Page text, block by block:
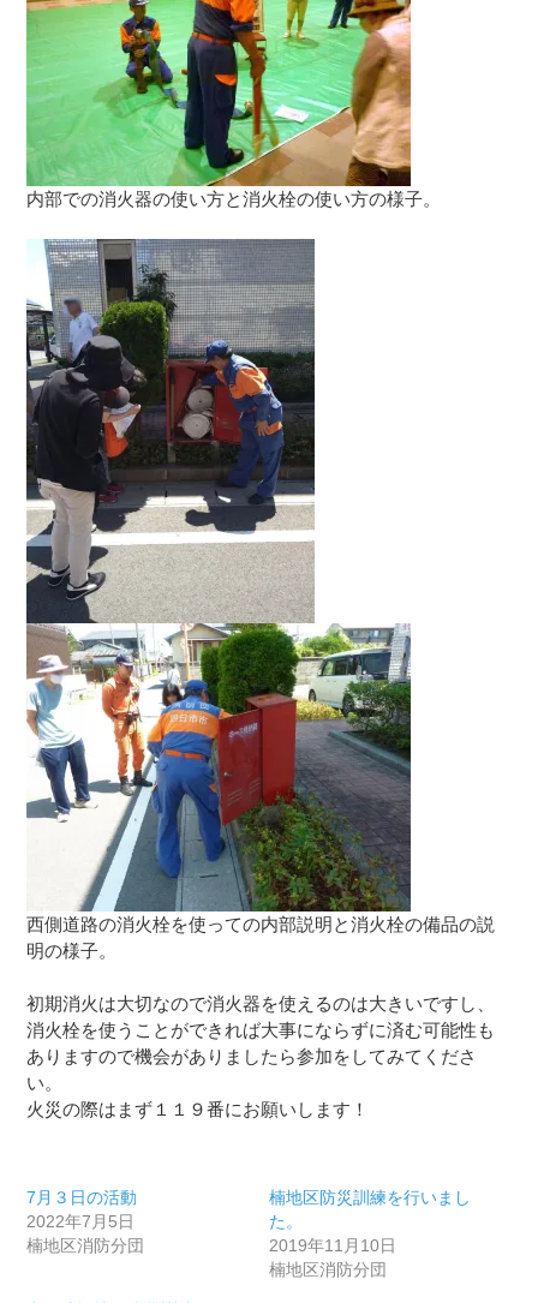
内部での消火器の使い方と消火栓の使い方の様子。
西側道路の消火栓を使っての内部説明と消火栓の備品の説
明の様子。
初期消火は大切なので消火器を使えるのは大きいですし、
消火栓を使うことができれば大事にならずに済む可能性も
ありますので機会がありましたら参加をしてみてくださ
い。
火災の際はまず１１９番にお願いします！
7月３日の活動
2022年7月5日
楠地区消防分団
楠地区防災訓練を行いまし
た。
2019年11月10日
楠地区消防分団